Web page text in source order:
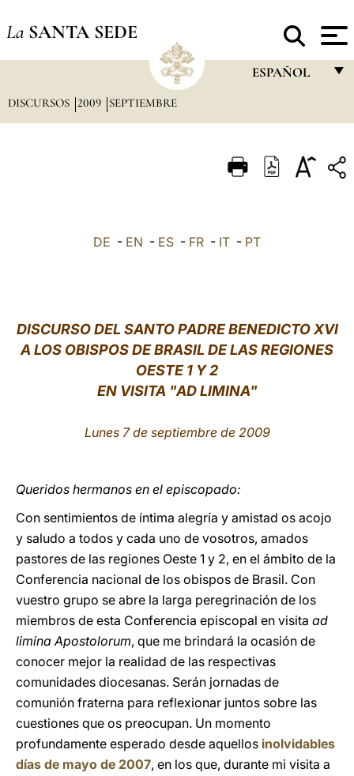
La SANTA SEDE
ESPAÑOL
ITALIANO
中文
DISCURSOS 2009 SEPTIEMBRE
DE - EN - ES - FR - IT - PT
DISCURSO DEL SANTO PADRE BENEDICTO XVI
A LOS OBISPOS DE BRASIL DE LAS REGIONES
OESTE 1 Y 2
EN VISITA "AD LIMINA"
Lunes 7 de septiembre de 2009
Queridos hermanos en el episcopado:
Con sentimientos de íntima alegría y amistad os acojo
y saludo a todos y cada uno de vosotros, amados
pastores de las regiones Oeste 1 y 2, en el ámbito de la
Conferencia nacional de los obispos de Brasil. Con
vuestro grupo se abre la larga peregrinación de los
miembros de esta Conferencia episcopal en visita ad
limina Apostolorum, que me brindará la ocasión de
conocer mejor la realidad de las respectivas
comunidades diocesanas. Serán jornadas de
comunión fraterna para reflexionar juntos sobre las
cuestiones que os preocupan. Un momento
profundamente esperado desde aquellos inolvidables
días de mayo de 2007, en los que, durante mi visita a